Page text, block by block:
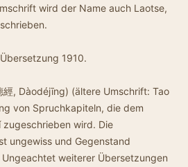
wird der Name auch Laotse,
1910.
經, Dàodéjīng) (ältere Umschrift: Tao
von Spruchkapiteln, die dem
zugeschrieben wird. Die
ungewiss und Gegenstand
weiterer Übersetzungen